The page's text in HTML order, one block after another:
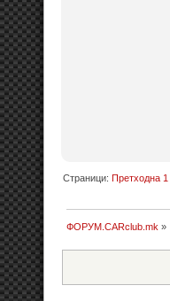
Страници:Претходна 1
ФОРУМ.CARclub.mk »